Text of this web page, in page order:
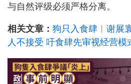
与自然评级必须严格分离。
相关文章： 狗只入食肆︱谢展
人不接受 吁食肆先审视经营模